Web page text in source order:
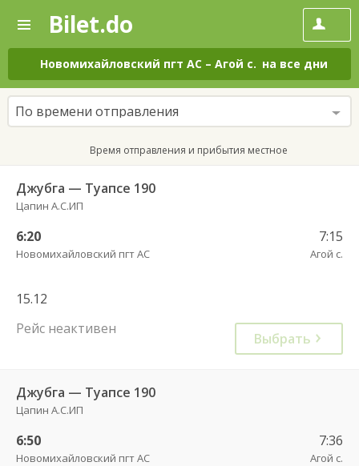
—
Поиск
и
покупка
билетов
на
автобус
онлайн
Bilet.do
Новомихайловский пгт АС – Агой с. на все дни
По времени отправления
Время отправления и прибытия местное
Джубга — Туапсе 190
Цапин А.С.ИП
6:20
Новомихайловский пгт АС
7:15
Агой с.
15.12
Рейс неактивен
Выбрать
Джубга — Туапсе 190
Цапин А.С.ИП
6:50
Новомихайловский пгт АС
7:36
Агой с.